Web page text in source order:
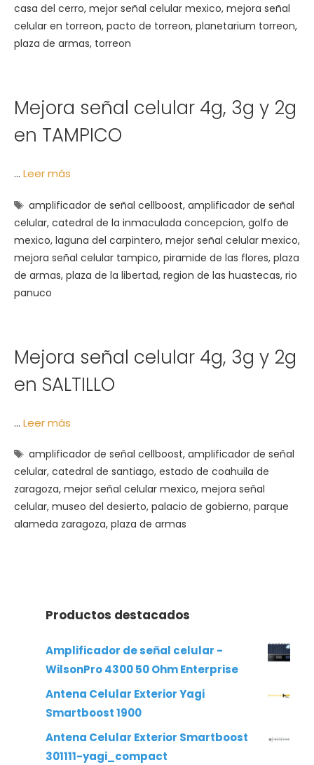
casa del cerro, mejor señal celular mexico, mejora señal
celular en torreon, pacto de torreon, planetarium torreon,
plaza de armas, torreon
Mejora señal celular 4g, 3g y 2g
en TAMPICO
… Leer más
Etiquetas
amplificador de señal cellboost,amplificador de señal
celular, catedral de la inmaculada concepcion, golfo de
mexico, laguna del carpintero, mejor señal celular mexico,
mejora señal celular tampico, piramide de las flores, plaza
de armas, plaza de la libertad, region de las huastecas, rio
panuco
Mejora señal celular 4g, 3g y 2g
en SALTILLO
… Leer más
Etiquetas
amplificador de señal cellboost,amplificador de señal
celular, catedral de santiago, estado de coahuila de
zaragoza, mejor señal celular mexico, mejora señal
celular, museo del desierto, palacio de gobierno, parque
alameda zaragoza, plaza de armas
Productos destacados
Amplificador de señal celular -
WilsonPro 4300 50 Ohm Enterprise
Antena Celular Exterior Yagi
Smartboost 1900
Antena Celular Exterior Smartboost
301111-yagi_compact